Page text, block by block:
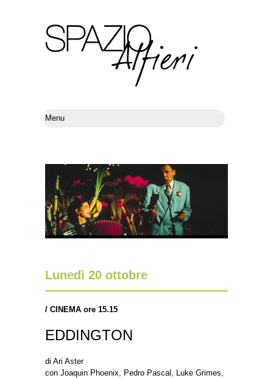
Lunedì 20 ottobre
/ CINEMA ore 15.15
EDDINGTON
di Ari Aster
con Joaquin Phoenix, Pedro Pascal, Luke Grimes,